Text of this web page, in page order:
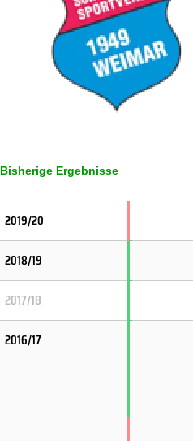
Bisherige Ergebnisse
2019/20
2018/19
2017/18
2016/17